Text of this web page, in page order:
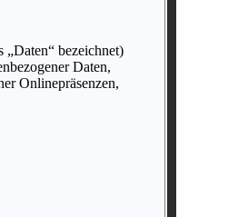
bezeichnet)
Daten,
Onlinepräsenzen,